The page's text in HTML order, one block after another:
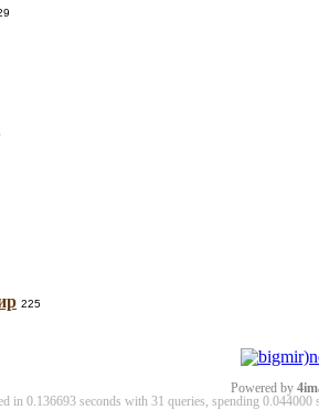
225
Powered by
in 0.136693 seconds with 31 queries, spending